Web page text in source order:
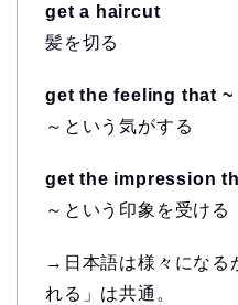
get a haircut
髪を切る
get the feeling that ~
～という気がする
get the impression
～という印象を受ける
→日本語は様々になる
れる」は共通。